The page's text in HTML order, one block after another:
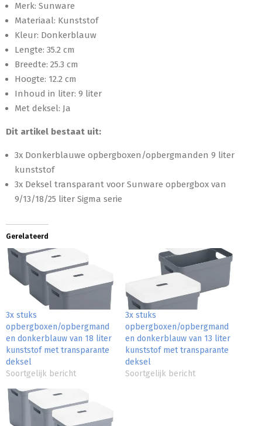
Merk: Sunware
Materiaal: Kunststof
Kleur: Donkerblauw
Lengte: 35.2 cm
Breedte: 25.3 cm
Hoogte: 12.2 cm
Inhoud in liter: 9 liter
Met deksel: Ja
Dit artikel bestaat uit:
3x Donkerblauwe opbergboxen/opbergmanden 9 liter
kunststof
3x Deksel transparant voor Sunware opbergbox van
9/13/18/25 liter Sigma serie
Gerelateerd
3x stuks
opbergboxen/opbergmand
en donkerblauw van 18 liter
kunststof met transparante
deksel
Soortgelijk bericht
3x stuks
opbergboxen/opbergmand
en donkerblauw van 13 liter
kunststof met transparante
deksel
Soortgelijk bericht